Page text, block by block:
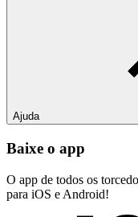
Ajuda
Baixe o app
O app de todos os
para iOS e Android!